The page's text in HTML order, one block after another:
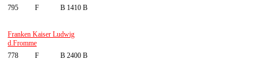
795
F B 1410 B
Franken Kaiser Ludwig
d.Fromme
778
F B 2400 B